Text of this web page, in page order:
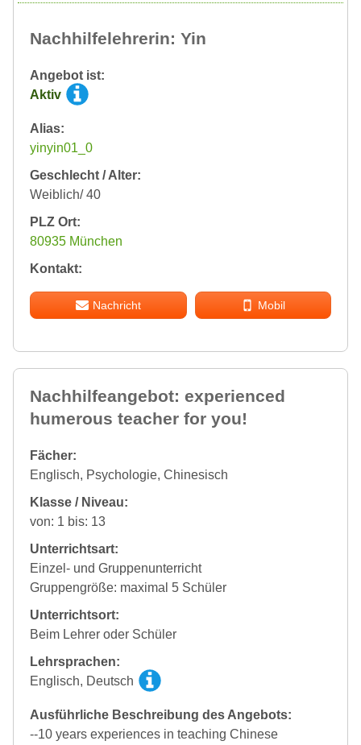
Nachhilfelehrerin: Yin
Angebot ist:
Aktiv
Alias:
yinyin01_0
Geschlecht / Alter:
Weiblich/ 40
PLZ Ort:
80935 München
Kontakt:
Nachricht Mobil
Nachhilfeangebot: experienced
humerous teacher for you!
Fächer:
Englisch, Psychologie, Chinesisch
Klasse / Niveau:
von: 1 bis: 13
Unterrichtsart:
Einzel- und Gruppenunterricht
Gruppengröße: maximal 5 Schüler
Unterrichtsort:
Beim Lehrer oder Schüler
Lehrsprachen:
Englisch, Deutsch
Ausführliche Beschreibung des Angebots:
--10 years experiences in teaching Chinese